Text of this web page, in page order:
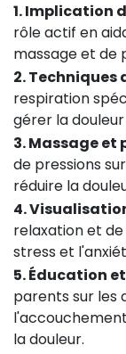
1. Implication
rôle actif en
massage et de
2. Techniques
respiration
gérer la
3. Massage et
de pressions
réduire la
4.
relaxation et
stress et
5. Éducation
parents sur les
la douleur.